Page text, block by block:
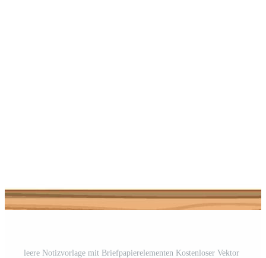
leere Notizvorlage mit Briefpapierelementen Kostenloser Vektor